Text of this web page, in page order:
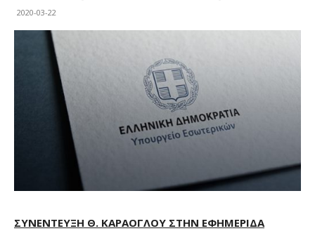
2020-03-22
ΣΥΝΕΝΤΕΥΞΗ Θ. ΚΑΡΑΟΓΛΟΥ ΣΤΗΝ ΕΦΗΜΕΡΙΔΑ